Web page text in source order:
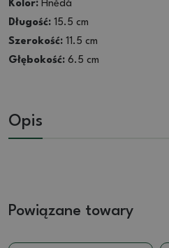
Kolor: Hnědá
Długość: 15.5 cm
Szerokość: 11.5 cm
Głębokość: 6.5 cm
Opis
Powiązane towary